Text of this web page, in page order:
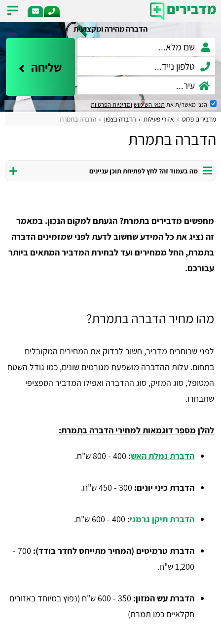
הדברה מהירה ומקצועית
שליחה
הנני מאשר/ת את תנאי השימוש ומדיניות הפרטיות.
מדבירים פלוס אזורי פעילות הדברה בצפון הדברה בתמרת
הדברה בתמרת
מה בעמוד זה? לחץ לפתיחת תוכן עניינים
מחפשים מדבירים בתמרת? הגעתם למקום הנכון. במאמר
זה נציג את כל המידע שחשוב לדעת לפני שמזמינים הדברה
בתמרת, החל ממחירים ועד לבחירת המדביר המתאים ביותר
עבורכם.
מהו מחיר הדברה בתמרת?
לפני שבוחרים מדביר, חשוב לבדוק את המחירים המקובלים
בתחום. עלות ההדברה מושפעת מגורמים שונים, כמו גודל השטח
המטופל, סוג המזיק, סוג ההדברה ואפילו המדביר הספציפי
שתבחרו.
להלן מספר דוגמאות למחירי הדברה בתמרת:
הדברת נמלת האש:
הדברת כיני יונים: 300 - 450 ש"ח.
הדברת תיקן גרמני:
הדברת טרמיטים (המחיר מתייחס לחדר בודד):
700 -
1,200 ש"ח.
הדברת עש המזון:
350 - 600 ש"ח (נפוץ במיוחד באזורים
חקלאיים כמו תמרת)